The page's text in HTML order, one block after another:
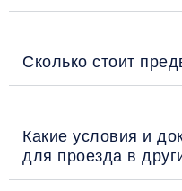
Сколько стоит
Какие условия и
для проезда в